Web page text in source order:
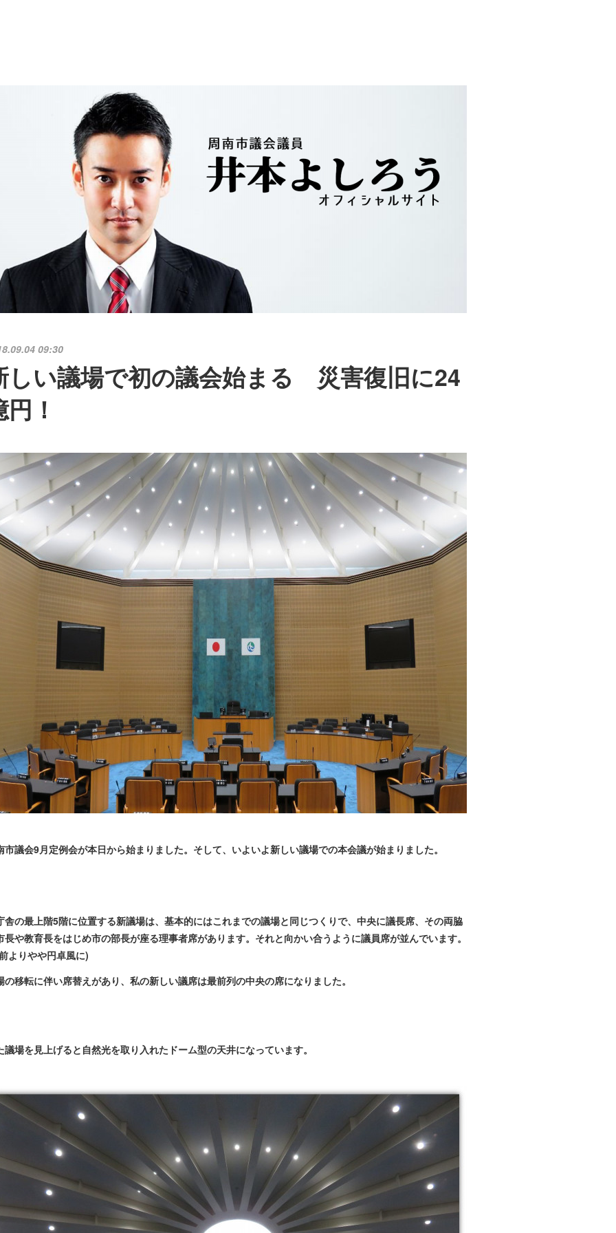
09:30
しい議場で初の議会始まる 災害復旧に24
！
市議会9月定例会が本日から始まりました。そして、いよいよ新しい議場での本会議が始まりました。
舎の最上階5階に位置する新議場は、基本的にはこれまでの議場と同じつくりで、中央に議長席、その両脇
長や教育長をはじめ市の部長が座る理事者席があります。それと向かい合うように議員席が並んでいます。
よりやや円卓風に)
の移転に伴い席替えがあり、私の新しい議席は最前列の中央の席になりました。
議場を見上げると自然光を取り入れたドーム型の天井になっています。